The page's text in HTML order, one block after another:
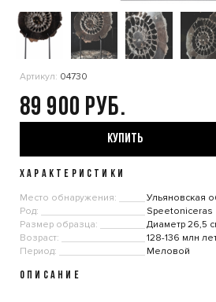
Артикул: 04730
89 900
КУПИТЬ
ХАРАКТЕРИСТИКИ
Место обнаружения:
Ульяновская
Род:
Speetoniceras
Размер образца:
Диаметр 26,5
Возраст:
128-136 млн
Период:
Меловой
ОПИСАНИЕ